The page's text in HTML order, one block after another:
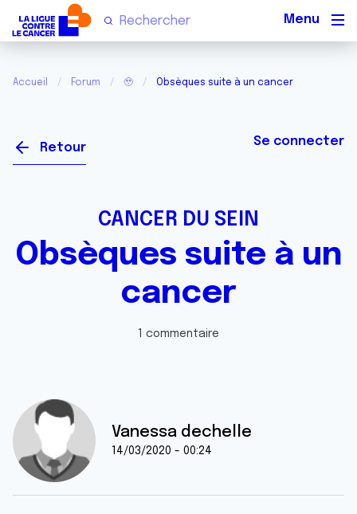
Accueil Forum 🥹 Obsèques suite à un cancer
Retour Se connecter
CANCER DU SEIN
Obsèques suite à un
cancer
1 commentaire
Vanessa dechelle
14/03/2020 - 00:24